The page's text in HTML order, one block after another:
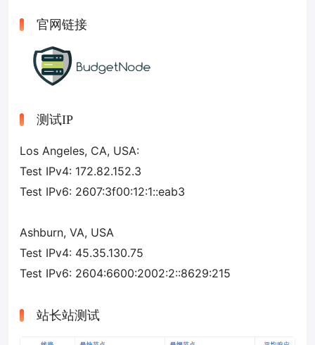
官网链接
测试IP
Los Angeles, CA, USA:
Test IPv4: 172.82.152.3
Test IPv6: 2607:3f00:12:1::eab3
Ashburn, VA, USA
Test IPv4: 45.35.130.75
Test IPv6: 2604:6600:2002:2::8629:215
站长站测试